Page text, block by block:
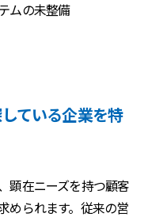
ムの未整備
ている企業を特
顕在ニーズを持つ顧客
められます。従来の営